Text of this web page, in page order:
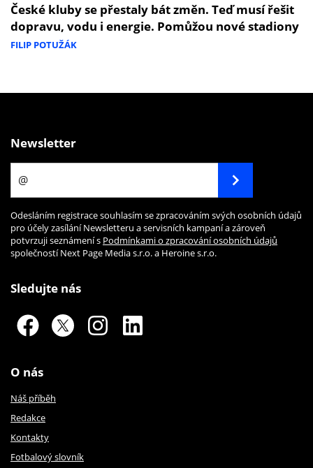
České kluby se přestaly bát změn. Teď musí řešit
dopravu, vodu i energie. Pomůžou nové stadiony
FILIP POTUŽÁK
Newsletter
Odesláním registrace souhlasím se zpracováním svých osobních údajů
pro účely zasílání Newsletteru a servisních kampaní a zároveň
potvrzuji seznámení s Podmínkami o zpracování osobních údajů
společností Next Page Media s.r.o. a Heroine s.r.o.
Sledujte nás
O nás
Náš příběh
Redakce
Kontakty
Fotbalový slovník